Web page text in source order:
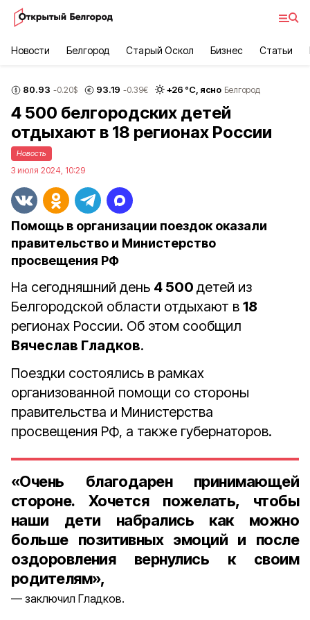
Новости Белгород Старый Оскол Бизнес Статьи
80.93 -0.20$ 93.19 -0.39€ +26 °С, ясно Белгород
4 500 белгородских детей
отдыхают в 18 регионах России
Новость
3 июля 2024, 10:29
Помощь в организации поездок оказали
правительство и Министерство
просвещения РФ
На сегодняшний день 4 500 детей из
Белгородской области отдыхают в 18
регионах России. Об этом сообщил
Вячеслав Гладков.
Поездки состоялись в рамках
организованной помощи со стороны
правительства и Министерства
просвещения РФ, а также губернаторов.
«Очень благодарен принимающей
стороне. Хочется пожелать, чтобы
наши дети набрались как можно
больше позитивных эмоций и после
оздоровления вернулись к своим
родителям»,
заключил Гладков.